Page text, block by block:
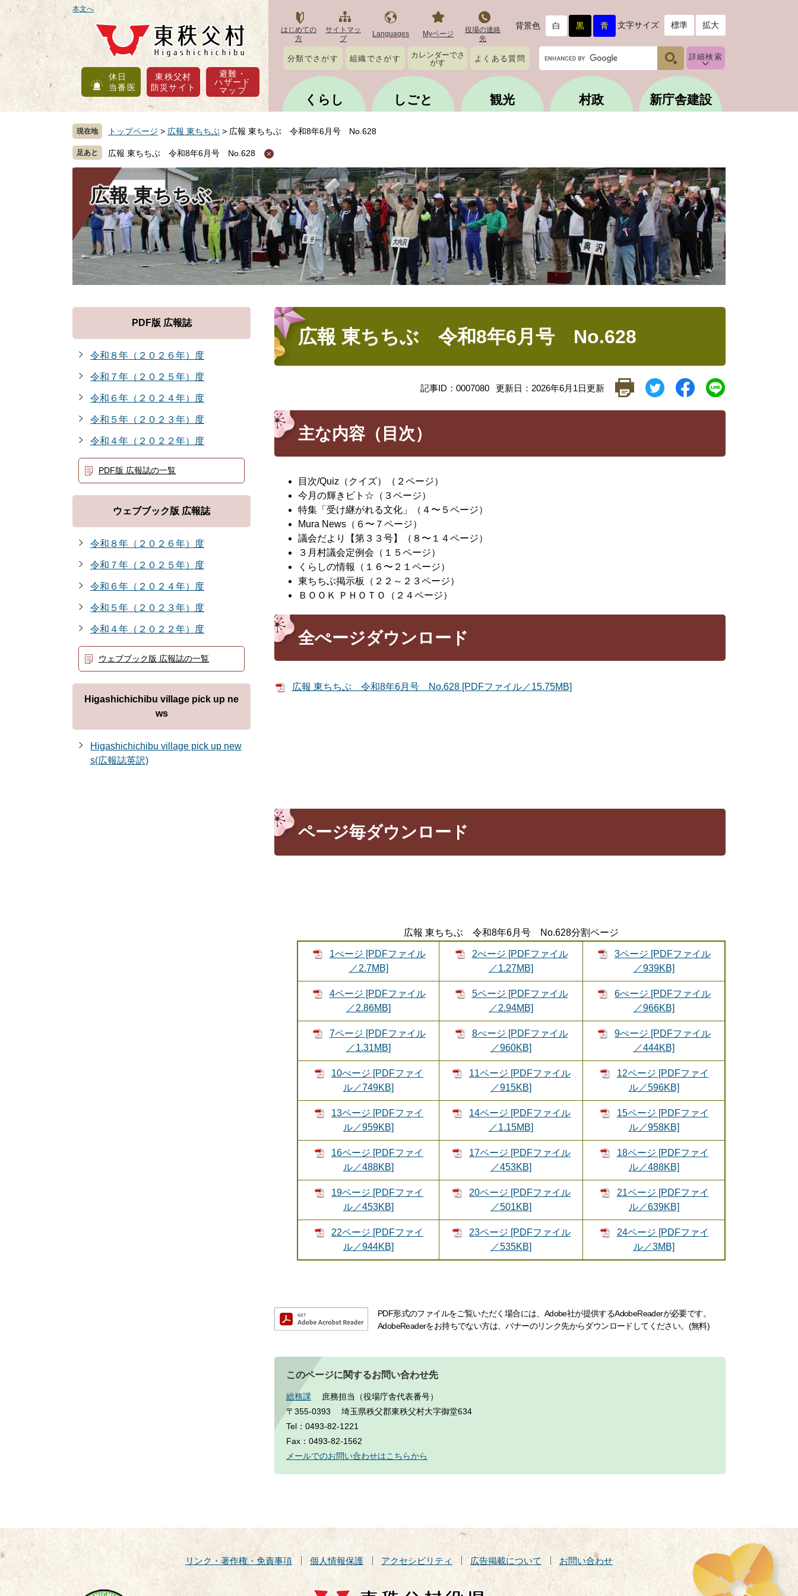
ペ
ー
ジ
の
メ
ニ
ュ
ー
本文へ
休日
当番医
東秩父村
防災サイト
避難・
ハザード
マップ
はじめての
方
サイトマッ
プ
Languages Myページ
役場の連絡
先
背景色 白 黒 青 文字サイズ 標準 拡大
分類でさがす 組織でさがす
カレンダーでさ
がす
よくある質問
ム
検
索
詳細検索
くらし しごと 観光 村政 新庁舎建設
現在地 トップページ > 広報 東ちちぶ > 広報 東ちちぶ 令和8年6月号 No.628
広報 東ちちぶ 令和8年6月号 No.628
広報 東ちちぶ
本
文
広報 東ちちぶ 令和8年6月号 No.628
記事ID：0007080 更新日：2026年6月1日更新
主な内容（目次）
目次/Quiz（クイズ）（２ページ）
今月の輝きビト☆（３ページ）
特集「受け継がれる文化」（４〜５ページ）
Mura News（６〜７ページ）
議会だより【第３３号】（８〜１４ページ）
３月村議会定例会（１５ページ）
くらしの情報（１６〜２１ページ）
東ちちぶ掲示板（２２～２３ページ）
ＢＯＯＫ ＰＨＯＴＯ（２４ページ）
全ぺージダウンロード
広報 東ちちぶ 令和8年6月号 No.628 [PDFファイル／15.75MB]
ページ毎ダウンロード
広報 東ちちぶ 令和8年6月号 No.628分割ページ
1ぺージ [PDFファイル
／2.7MB]
2ぺージ [PDFファイル
／1.27MB]
3ページ [PDFファイル
／939KB]
4ページ [PDFファイル
／2.86MB]
5ページ [PDFファイル
／2.94MB]
6ぺージ [PDFファイル
／966KB]
7ページ [PDFファイル
／1.31MB]
8ぺージ [PDFファイル
／960KB]
9ぺージ [PDFファイル
／444KB]
10ぺージ [PDFファイ
ル／749KB]
11ページ [PDFファイル
／915KB]
12ページ [PDFファイ
ル／596KB]
13ページ [PDFファイ
ル／959KB]
14ページ [PDFファイル
／1.15MB]
15ページ [PDFファイ
ル／958KB]
16ページ [PDFファイ
ル／488KB]
17ページ [PDFファイル
／453KB]
18ページ [PDFファイ
ル／488KB]
19ページ [PDFファイ
ル／453KB]
20ページ [PDFファイル
／501KB]
21ページ [PDFファイ
ル／639KB]
22ページ [PDFファイ
ル／944KB]
23ページ [PDFファイル
／535KB]
24ページ [PDFファイ
ル／3MB]
PDF形式のファイルをご覧いただく場合には、Adobe社が提供するAdobeReaderが必要です。
AdobeReaderをお持ちでない方は、バナーのリンク先からダウンロードしてください。(無料)
このページに関するお問い合わせ先
総務課
庶務担当（役場庁舎代表番号）
〒355-0393
埼玉県秩父郡東秩父村大字御堂634
Tel：0493-82-1221
Fax：0493-82-1562
メールでのお問い合わせはこちらから
PDF版 広報誌
令和８年（２０２６年）度
令和７年（２０２５年）度
令和６年（２０２４年）度
令和５年（２０２３年）度
令和４年（２０２２年）度
PDF版 広報誌の一覧
ウェブブック版 広報誌
令和８年（２０２６年）度
令和７年（２０２５年）度
令和６年（２０２４年）度
令和５年（２０２３年）度
令和４年（２０２２年）度
ウェブブック版 広報誌の一覧
Higashichichibu village pick up ne
ws
Higashichichibu village pick up new
s(広報誌英訳)
リンク・著作権・免責事項 個人情報保護 アクセシビリティ 広告掲載について お問い合わせ